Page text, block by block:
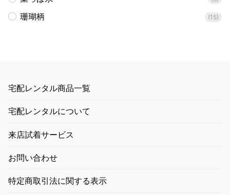
珊瑚柄 (15)
宅配レンタル商品一覧
宅配レンタルについて
来店試着サービス
お問い合わせ
特定商取引法に関する表示